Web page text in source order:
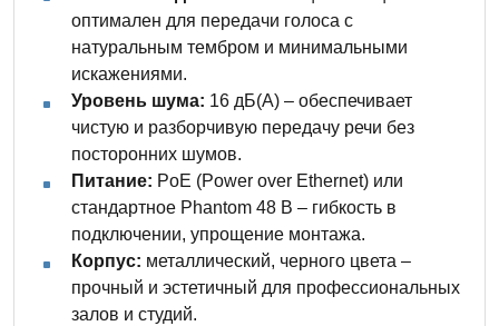
оптимален для передачи голоса с
натуральным тембром и минимальными
искажениями.
Уровень шума: 16 дБ(A) – обеспечивает
чистую и разборчивую передачу речи без
посторонних шумов.
Питание: PoE (Power over Ethernet) или
стандартное Phantom 48 В – гибкость в
подключении, упрощение монтажа.
Корпус: металлический, черного цвета –
прочный и эстетичный для профессиональных
залов и студий.